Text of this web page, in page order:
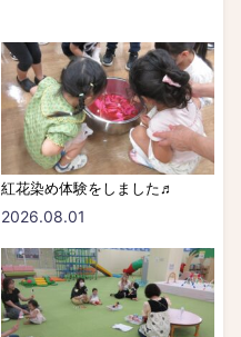
紅花染め体験をしました♬
2026.08.01